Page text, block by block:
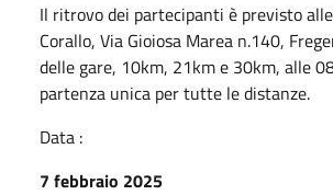
Il ritrovo dei partecipanti è previsto
Corallo, Via Gioiosa Marea n.140,
delle gare, 10km, 21km e 30km, alle
partenza unica per tutte le distanze.
Data :
7 febbraio 2025